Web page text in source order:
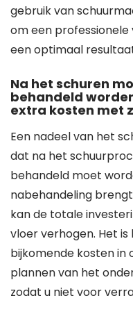
gebruik van
om een
een optimaal
Na het schuren
behandeld
extra kosten met
Een nadeel van het
dat na het
behandeld moet
nabehandeling
kan de totale
vloer verhogen. Het
bijkomende kosten in
plannen van het
zodat u niet voor